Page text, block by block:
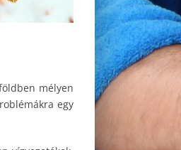
mélyen
egy